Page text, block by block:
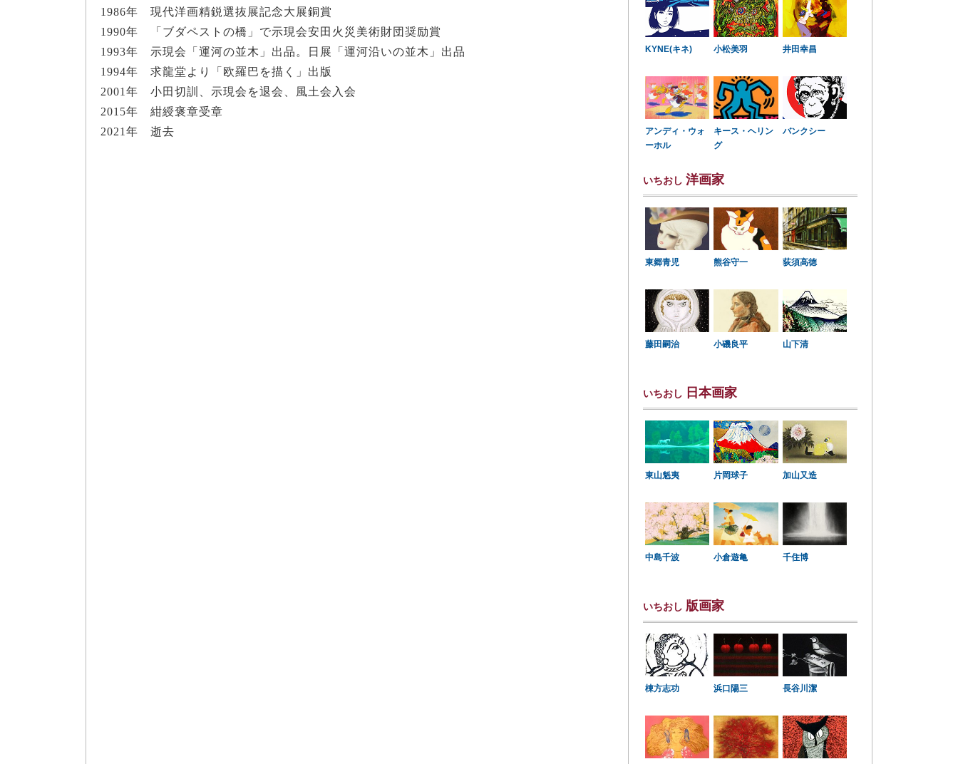
1986年 現代洋画精鋭選抜展記念大展銅賞
1990年 「ブダペストの橋」で示現会安田火災美術財団奨励賞
1993年 示現会「運河の並木」出品。日展「運河沿いの並木」出品
1994年 求龍堂より「欧羅巴を描く」出版
2001年 小田切訓、示現会を退会、風土会入会
2015年 紺綬褒章受章
2021年 逝去
KYNE(キネ) 小松美羽 井田幸昌
アンディ・ウォ
ーホル
キース・ヘリン
グ
バンクシー
いちおし 洋画家
東郷青児 熊谷守一 荻須高徳
藤田嗣治 小磯良平 山下清
いちおし 日本画家
東山魁夷 片岡球子 加山又造
中島千波 小倉遊亀 千住博
いちおし 版画家
棟方志功 浜口陽三 長谷川潔